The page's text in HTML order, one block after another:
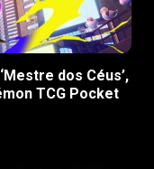
dos Céus’,
TCG Pocket